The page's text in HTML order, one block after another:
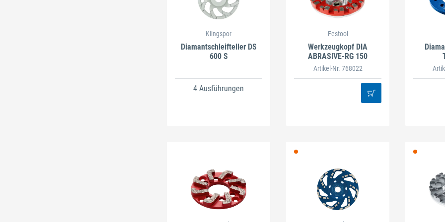
Klingspor
Diamantschleifteller DS
600 S
4 Ausführungen
Festool
Werkzeugkopf DIA
ABRASIVE-RG 150
Artikel-Nr. 768022